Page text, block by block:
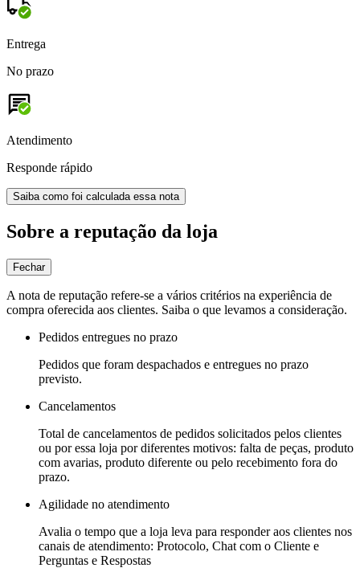
Entrega
No prazo
Atendimento
Responde rápido
Saiba como foi calculada essa nota
Sobre a reputação da loja
Fechar
A nota de reputação refere-se a vários critérios na experiência de
compra oferecida aos clientes. Saiba o que levamos a consideração.
Pedidos entregues no prazo
Pedidos que foram despachados e entregues no prazo
previsto.
Cancelamentos
Total de cancelamentos de pedidos solicitados pelos clientes
ou por essa loja por diferentes motivos: falta de peças, produto
com avarias, produto diferente ou pelo recebimento fora do
prazo.
Agilidade no atendimento
Avalia o tempo que a loja leva para responder aos clientes nos
canais de atendimento: Protocolo, Chat com o Cliente e
Perguntas e Respostas